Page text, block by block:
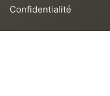
Confidentialité